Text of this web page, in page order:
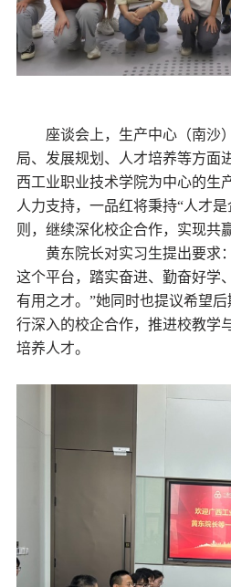
座谈会上， 生产中心（南沙）
局、发展规划、人才培养等方面
西工业职业技术学院为中心的生
人力支持，一品红将秉持“人才
则，继续深化校企合作，实现共
黄东院长对实习生提出要求：
这个平台，踏实奋进、勤奋好学
有用之才。”她同时也提议希望
行深入的校企合作，推进校教学
培养人才。